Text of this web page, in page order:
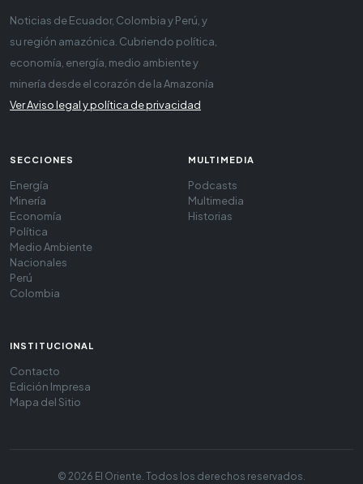
Noticias de Ecuador, Colombia y Perú, y
su región amazónica. Cubriendo política,
economía, energía, medio ambiente y
minería desde el corazón de la Amazonía
Ver Aviso legal y política de privacidad
SECCIONES
Energía
Minería
Economía
Política
Medio Ambiente
Nacionales
Perú
Colombia
MULTIMEDIA
Podcasts
Multimedia
Historias
INSTITUCIONAL
Contacto
Edición Impresa
Mapa del Sitio
© 2026 El Oriente. Todos los derechos reservados.